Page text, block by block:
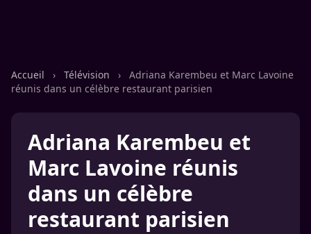
Accueil › Télévision ›
Adriana Karembeu et Marc Lavoine
réunis dans un célèbre restaurant parisien
Adriana Karembeu et
Marc Lavoine réunis
dans un célèbre
restaurant parisien